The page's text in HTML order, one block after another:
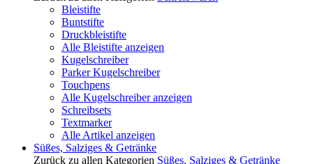
Bleistifte
Buntstifte
Druckbleistifte
Alle Bleistifte anzeigen
Kugelschreiber
Parker Kugelschreiber
Touchpens
Alle Kugelschreiber anzeigen
Schreibsets
Textmarker
Alle Artikel anzeigen
Süßes, Salziges & Getränke
Zurück zu allen Kategorien Süßes, Salziges & Getränke